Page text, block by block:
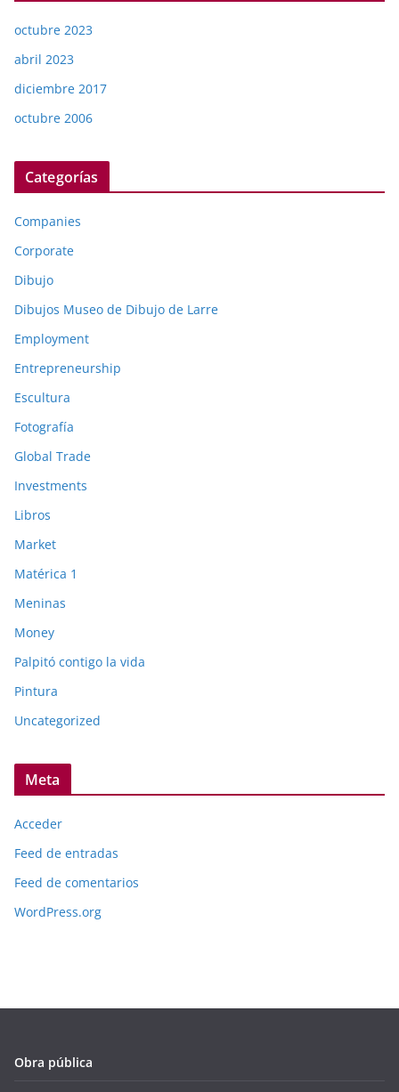
octubre 2023
abril 2023
diciembre 2017
octubre 2006
Categorías
Companies
Corporate
Dibujo
Dibujos Museo de Dibujo de Larre
Employment
Entrepreneurship
Escultura
Fotografía
Global Trade
Investments
Libros
Market
Matérica 1
Meninas
Money
Palpitó contigo la vida
Pintura
Uncategorized
Meta
Acceder
Feed de entradas
Feed de comentarios
WordPress.org
Obra pública